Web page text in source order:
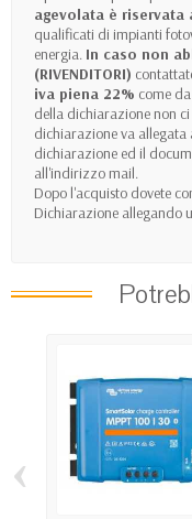
agevolata è riservata
qualificati di impianti
energia. In caso non
(RIVENDITORI)
iva piena 22% come
della dichiarazione non ci
dichiarazione va
dichiarazione ed il
all'indirizzo mail.
Dopo l'acquisto dovete
Dichiarazione allegando
‹